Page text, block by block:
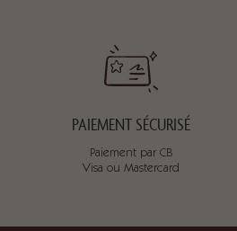
PAIEMENT SÉCURISÉ
Paiement par CB
Visa ou Mastercard